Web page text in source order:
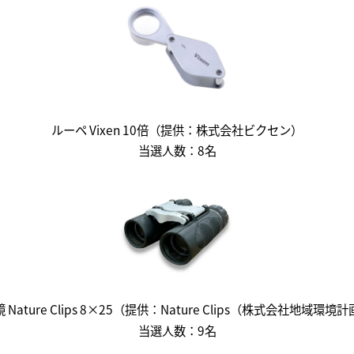
ルーペ Vixen 10倍（提供：株式会社ビクセン）
当選人数：8名
Nature Clips 8×25（提供：Nature Clips（株式会社地域環境計
当選人数：9名